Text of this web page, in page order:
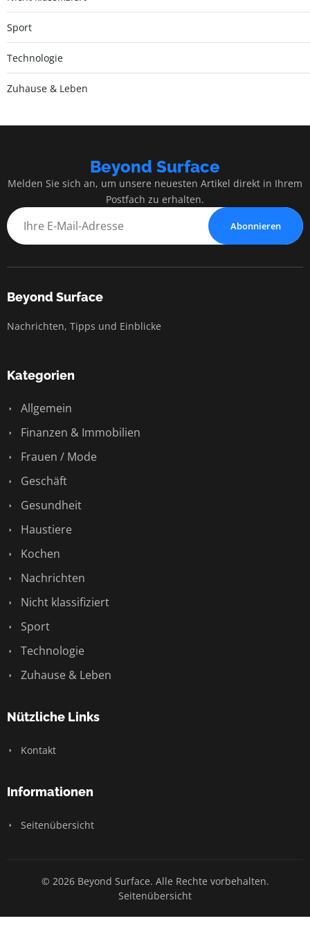
Sport
Technologie
Zuhause & Leben
Beyond Surface
Melden Sie sich an, um unsere neuesten Artikel direkt in Ihrem
Postfach zu erhalten.
Abonnieren
Beyond Surface
Nachrichten, Tipps und Einblicke
Kategorien
Allgemein
Finanzen & Immobilien
Frauen / Mode
Geschäft
Gesundheit
Haustiere
Kochen
Nachrichten
Nicht klassifiziert
Sport
Technologie
Zuhause & Leben
Nützliche Links
Kontakt
Informationen
Seitenübersicht
© 2026 Beyond Surface. Alle Rechte vorbehalten.
Seitenübersicht